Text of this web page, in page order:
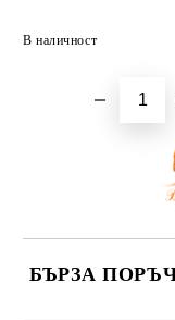
В наличност
БЪРЗА